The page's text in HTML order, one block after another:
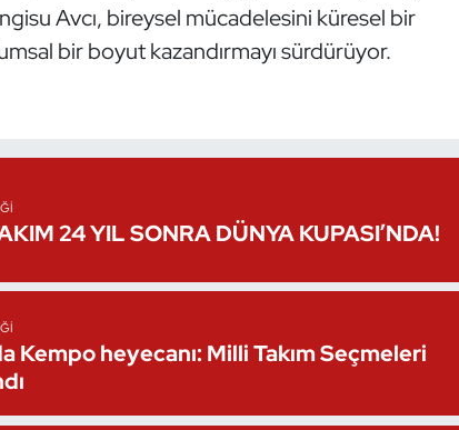
Avcı, bireysel mücadelesini küresel bir
bir boyut kazandırmayı sürdürüyor.
24 YIL SONRA DÜNYA KUPASI’NDA!
Kempo heyecanı: Milli Takım Seçmeleri